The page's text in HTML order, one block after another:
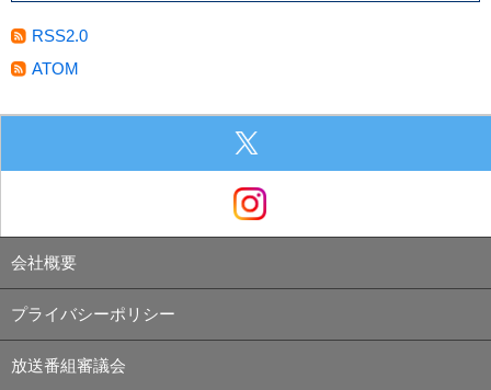
RSS2.0
ATOM
会社概要
プライバシーポリシー
放送番組審議会